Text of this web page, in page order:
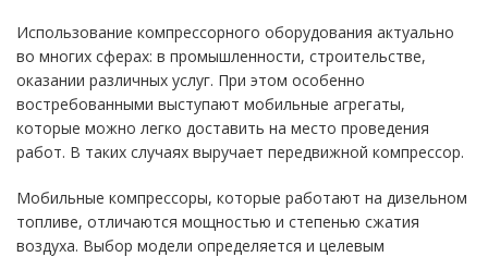
Использование компрессорного оборудования актуально
во многих сферах: в промышленности, строительстве,
оказании различных услуг. При этом особенно
востребованными выступают мобильные агрегаты,
которые можно легко доставить на место проведения
работ. В таких случаях выручает передвижной компрессор.
Мобильные компрессоры, которые работают на дизельном
топливе, отличаются мощностью и степенью сжатия
воздуха. Выбор модели определяется и целевым